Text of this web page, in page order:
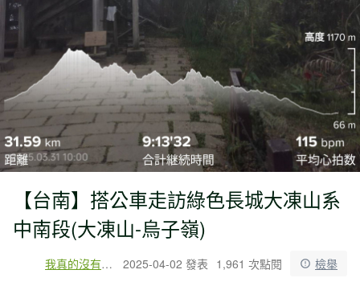
【台南】搭公車走訪綠色長城大凍山系
中南段(大凍山-烏子嶺)
我真的沒有生四個 2025-04-02 發表 1,961 次點閱 檢舉